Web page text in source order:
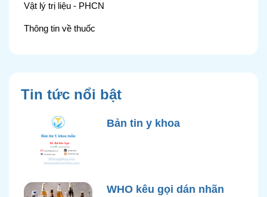
Vật lý trị liệu - PHCN
Thông tin về thuốc
Tin tức nổi bật
Bản tin y khoa
WHO kêu gọi dán nhãn